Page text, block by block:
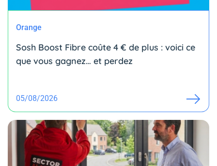
Orange
Sosh Boost Fibre coûte 4 € de plus : voici ce
que vous gagnez… et perdez
05/08/2026